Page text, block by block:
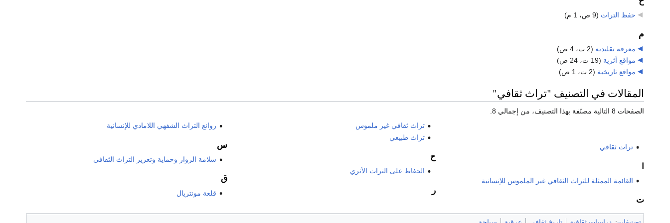
حفظ التراث (9 ص، 1 م)
م
معرفة تقليدية (2 ت، 4 ص)
مواقع أثرية (19 ت، 24 ص)
مواقع تاريخية (2 ت، 1 ص)
المقالات في التصنيف "تراث ثقافي"
الصفحات 8 التالية مصنّفة بهذا التصنيف، من إجمالي 8.
تراث ثقافي
القائمة الممثلة للتراث الثقافي غير الملموس للإنسانية
ت
تراث ثقافي غير ملموس
تراث طبيعي
ح
الحفاظ على التراث الأثري
ر
روائع التراث الشفهي اللامادي للإنسانية
س
سلامة الزوار وحماية وتعزيز التراث الثقافي
ق
قلعة مونتريال